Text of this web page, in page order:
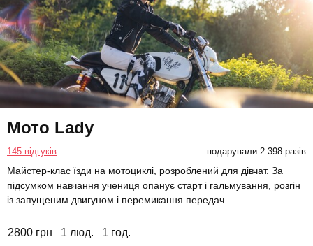
Мото Lady
145 відгуків подарували 2 398 разів
Майстер-клас їзди на мотоциклі, розроблений для дівчат. За
підсумком навчання учениця опанує старт і гальмування, розгін
із запущеним двигуном і перемикання передач.
2800 грн 1 люд. 1 год.